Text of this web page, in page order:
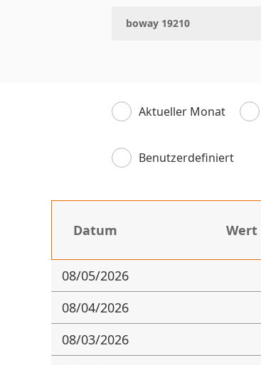
Aktueller Monat
Benutzerdefiniert
Datum Wert
08/05/2026
08/04/2026
08/03/2026